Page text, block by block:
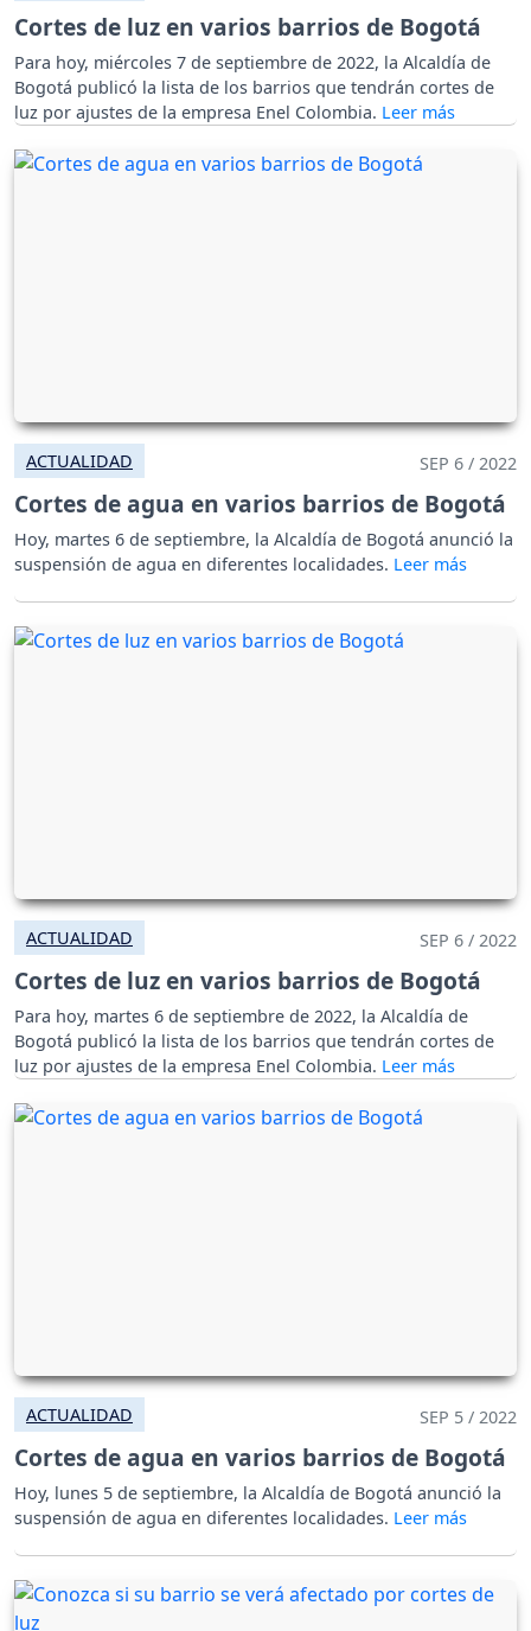
Cortes de luz en varios barrios de Bogotá
Para hoy, miércoles 7 de septiembre de 2022, la Alcaldía de
Bogotá publicó la lista de los barrios que tendrán cortes de
luz por ajustes de la empresa Enel Colombia.
ACTUALIDAD SEP 6 / 2022
Cortes de agua en varios barrios de Bogotá
Hoy, martes 6 de septiembre, la Alcaldía de Bogotá anunció la
suspensión de agua en diferentes localidades.
ACTUALIDAD SEP 6 / 2022
Cortes de luz en varios barrios de Bogotá
Para hoy, martes 6 de septiembre de 2022, la Alcaldía de
Bogotá publicó la lista de los barrios que tendrán cortes de
luz por ajustes de la empresa Enel Colombia.
ACTUALIDAD SEP 5 / 2022
Cortes de agua en varios barrios de Bogotá
Hoy, lunes 5 de septiembre, la Alcaldía de Bogotá anunció la
suspensión de agua en diferentes localidades.